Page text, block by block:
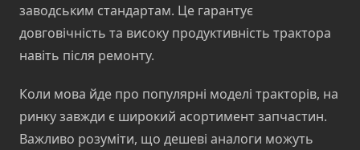
заводським стандартам. Це гарантує
довговічність та високу продуктивність трактора
навіть після ремонту.
Коли мова йде про популярні моделі тракторів, на
ринку завжди є широкий асортимент запчастин.
Важливо розуміти, що дешеві аналоги можуть